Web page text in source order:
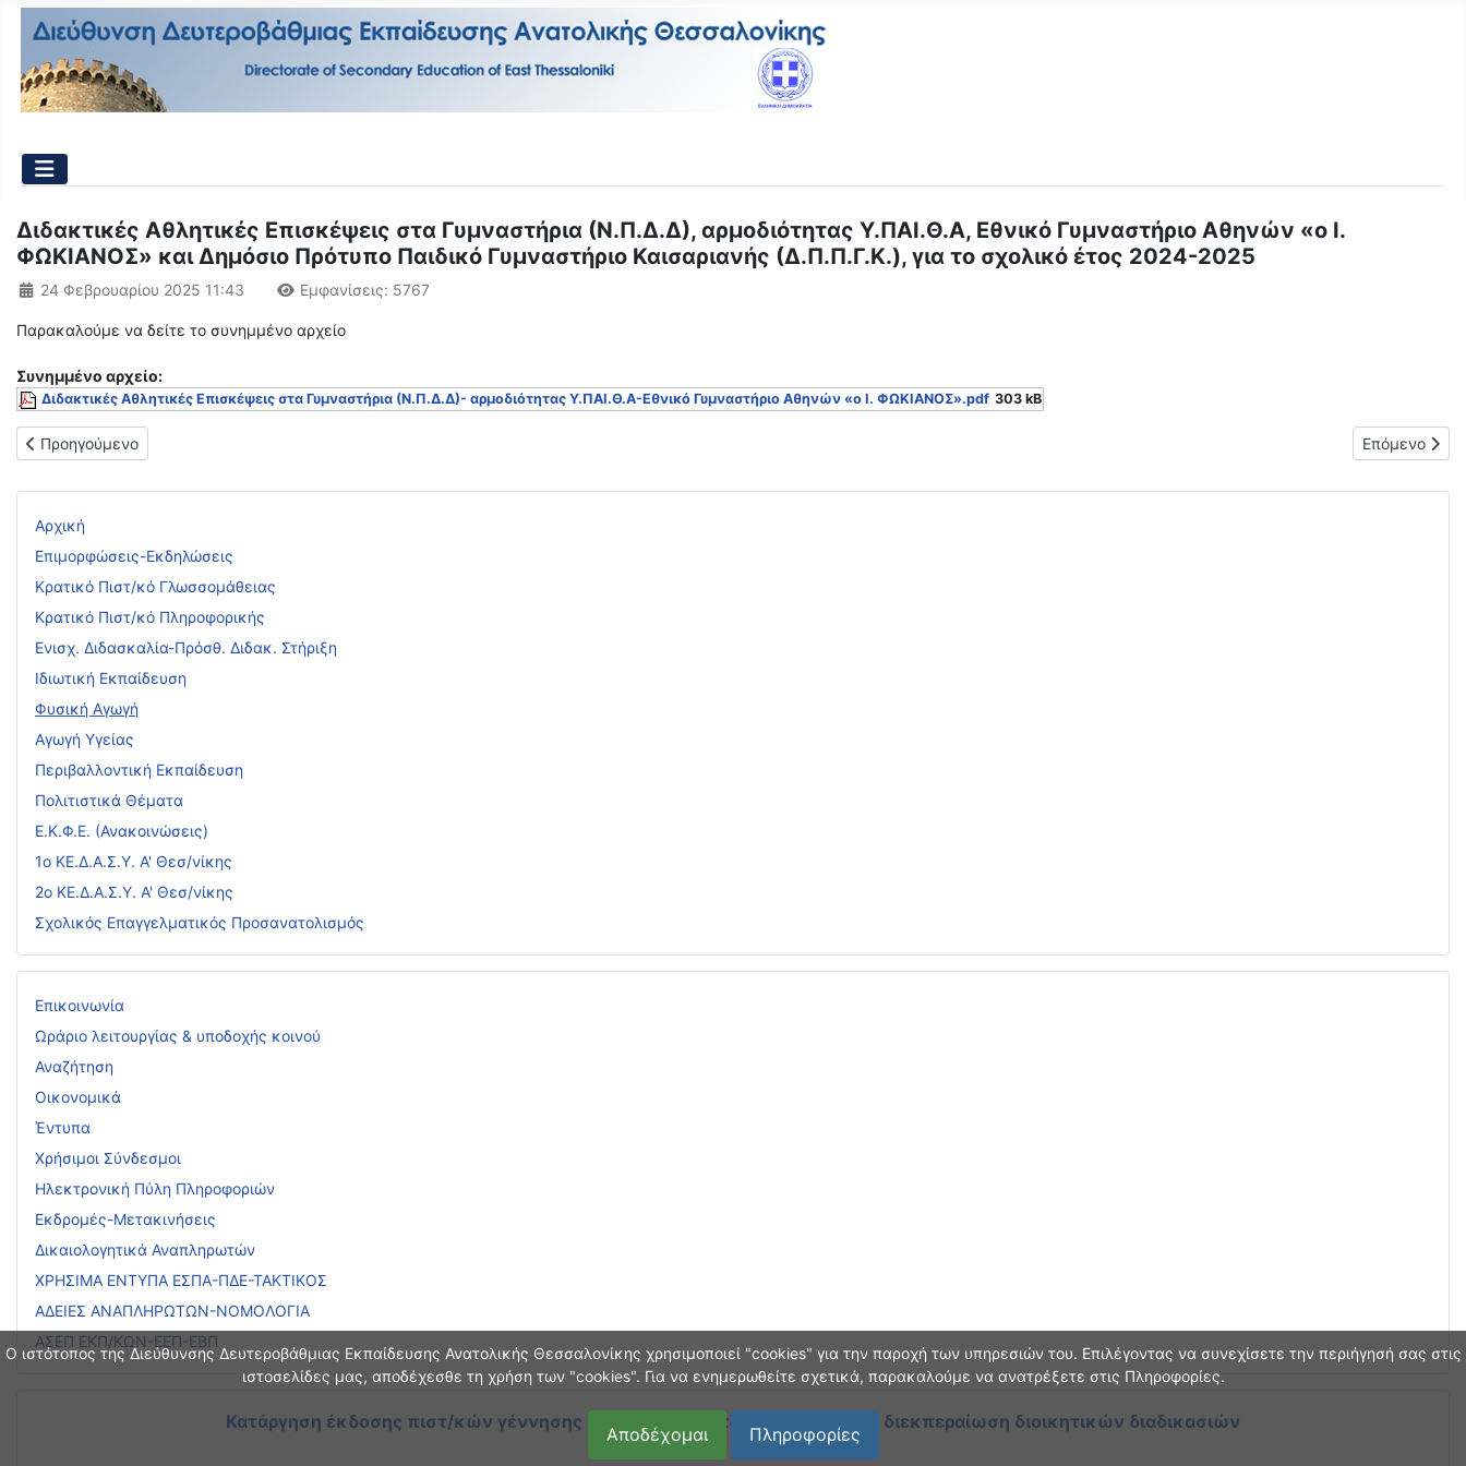
Ο ιστότοπος της Διεύθυνσης Δευτεροβάθμιας Εκπαίδευσης Ανατολικής Θεσσαλονίκης χρησιμοποιεί "cookies" για την παροχή των υπηρεσιών του. Επιλέγοντας να συνεχίσετε την περιήγησή σας στις
ιστοσελίδες μας, αποδέχεσθε τη χρήση των "cookies". Για να ενημερωθείτε σχετικά, παρακαλούμε να ανατρέξετε στις Πληροφορίες.
Αποδέχομαι Πληροφορίες
Αρχική
Επιμορφώσεις-Εκδηλώσεις
Κρατικό Πιστ/κό Γλωσσομάθειας
Κρατικό Πιστ/κό Πληροφορικής
Ενισχ. Διδασκαλία-Πρόσθ. Διδακ. Στήριξη
Ιδιωτική Εκπαίδευση
Φυσική Αγωγή
Αγωγή Υγείας
Περιβαλλοντική Εκπαίδευση
Πολιτιστικά Θέματα
Ε.Κ.Φ.Ε. (Ανακοινώσεις)
1ο ΚΕ.Δ.Α.Σ.Υ. Α' Θεσ/νίκης
2ο ΚΕ.Δ.Α.Σ.Υ. Α' Θεσ/νίκης
Σχολικός Επαγγελματικός Προσανατολισμός
Επικοινωνία
Ωράριο λειτουργίας & υποδοχής κοινού
Αναζήτηση
Οικονομικά
Έντυπα
Χρήσιμοι Σύνδεσμοι
Ηλεκτρονική Πύλη Πληροφοριών
Εκδρομές-Μετακινήσεις
Δικαιολογητικά Αναπληρωτών
ΧΡΗΣΙΜΑ ΕΝΤΥΠΑ ΕΣΠΑ-ΠΔΕ-ΤΑΚΤΙΚΟΣ
ΑΔΕΙΕΣ ΑΝΑΠΛΗΡΩΤΩΝ-ΝΟΜΟΛΟΓΙΑ
ΑΣΕΠ ΕΚΠ/ΚΩΝ-ΕΕΠ-ΕΒΠ
Κατάργηση έκδοσης πιστ/κών γέννησης και οικογεν. κατάστασης κατά τη διεκπεραίωση διοικητικών διαδικασιών
Διδακτικές Αθλητικές Επισκέψεις στα Γυμναστήρια (Ν.Π.Δ.Δ), αρμοδιότητας Υ.ΠΑΙ.Θ.Α, Εθνικό Γυμναστήριο Αθηνών «ο Ι.
ΦΩΚΙΑΝΟΣ» και Δημόσιο Πρότυπο Παιδικό Γυμναστήριο Καισαριανής (Δ.Π.Π.Γ.Κ.), για το σχολικό έτος 2024-2025
Λεπτομέρειες
24 Φεβρουαρίου 2025 11:43 Εμφανίσεις: 5767
Παρακαλούμε να δείτε το συνημμένο αρχείο
Συνημμένo αρχείο:
Διδακτικές Αθλητικές Επισκέψεις στα Γυμναστήρια (Ν.Π.Δ.Δ)- αρμοδιότητας Υ.ΠΑΙ.Θ.Α-Εθνικό Γυμναστήριο Αθηνών «ο Ι. ΦΩΚΙΑΝΟΣ».pdf 303 kB
Προηγούμενο άρθρο: Προκήρυξη Πανελλήνιων Αγώνων Επιτραπέζιας Αντισφαίρισης των Γενικών και Επαγγελματικών Λυκείων (ΓΕ.Λ. και ΕΠΑ.Λ.), σχολικού έτους 2024-2025
Προηγούμενο Επόμενο
Επόμενο